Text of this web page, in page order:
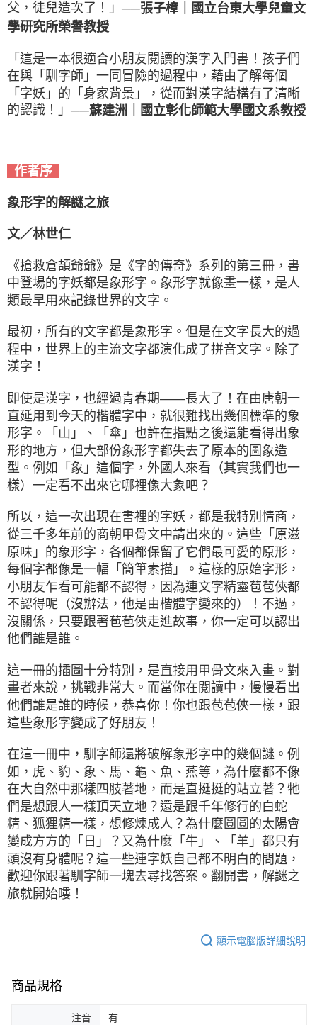
父，徒兒造次了！」 ──張子樟｜國立台東大學兒童文
學研究所榮譽教授
「這是一本很適合小朋友閱讀的漢字入門書！孩子們
在與「馴字師」一同冒險的過程中，藉由了解每個
「字妖」的「身家背景」，從而對漢字結構有了清晰
的認識！」 ──蘇建洲｜國立彰化師範大學國文系教授
作者序
象形字的解謎之旅
文／林世仁
《搶救倉頡爺爺》是《字的傳奇》系列的第三冊，書
中登場的字妖都是象形字。象形字就像畫一樣，是人
類最早用來記錄世界的文字。
最初，所有的文字都是象形字。但是在文字長大的過
程中，世界上的主流文字都演化成了拼音文字。除了
漢字！
即使是漢字，也經過青春期——長大了！在由唐朝一
直延用到今天的楷體字中，就很難找出幾個標準的象
形字。「山」、「傘」也許在指點之後還能看得出象
形的地方，但大部份象形字都失去了原本的圖象造
型。例如「象」這個字，外國人來看（其實我們也一
樣）一定看不出來它哪裡像大象吧？
所以，這一次出現在書裡的字妖，都是我特別情商，
從三千多年前的商朝甲骨文中請出來的。這些「原滋
原味」的象形字，各個都保留了它們最可愛的原形，
每個字都像是一幅「簡筆素描」。這樣的原始字形，
小朋友乍看可能都不認得，因為連文字精靈苞苞俠都
不認得呢（沒辦法，他是由楷體字變來的）！不過，
沒關係，只要跟著苞苞俠走進故事，你一定可以認出
他們誰是誰。
這一冊的插圖十分特別，是直接用甲骨文來入畫。對
畫者來說，挑戰非常大。而當你在閱讀中，慢慢看出
他們誰是誰的時候，恭喜你！你也跟苞苞俠一樣，跟
這些象形字變成了好朋友！
在這一冊中，馴字師還將破解象形字中的幾個謎。例
如，虎、豹、象、馬、龜、魚、燕等，為什麼都不像
在大自然中那樣四肢著地，而是直挺挺的站立著？牠
們是想跟人一樣頂天立地？還是跟千年修行的白蛇
精、狐狸精一樣，想修煉成人？為什麼圓圓的太陽會
變成方方的「日」？又為什麼「牛」、「羊」都只有
頭沒有身體呢？這一些連字妖自己都不明白的問題，
歡迎你跟著馴字師一塊去尋找答案。翻開書，解謎之
旅就開始嘍！
顯示電腦版詳細說明
商品規格
注音 有